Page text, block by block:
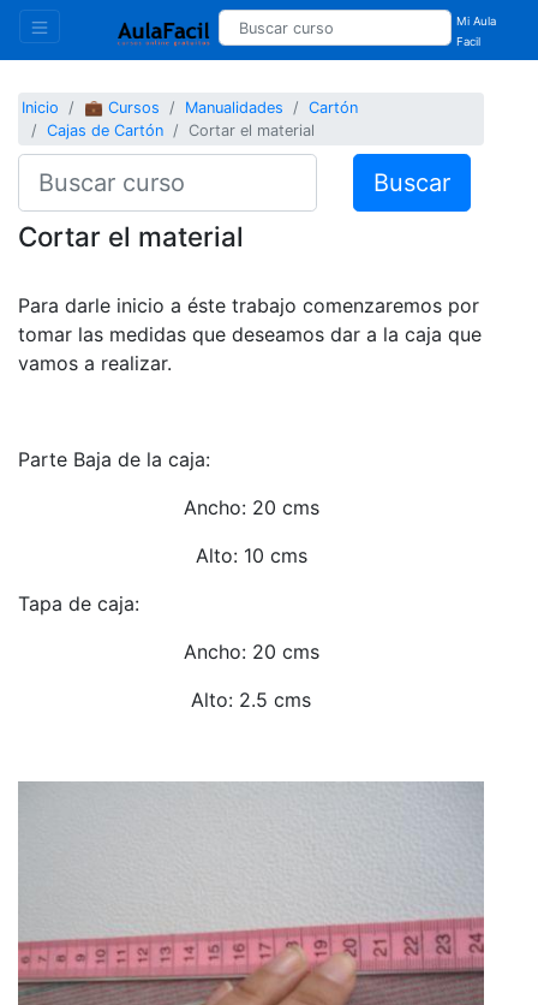
Mi Aula
Facil
Inicio 💼 Cursos Manualidades
Cartón
Cajas de Cartón
Cortar el material
Buscar
Cortar el material
Para darle inicio a éste trabajo comenzaremos por
tomar las medidas que deseamos dar a la caja que
vamos a realizar.
Parte Baja de la caja:
Ancho: 20 cms
Alto: 10 cms
Tapa de caja:
Ancho: 20 cms
Alto: 2.5 cms